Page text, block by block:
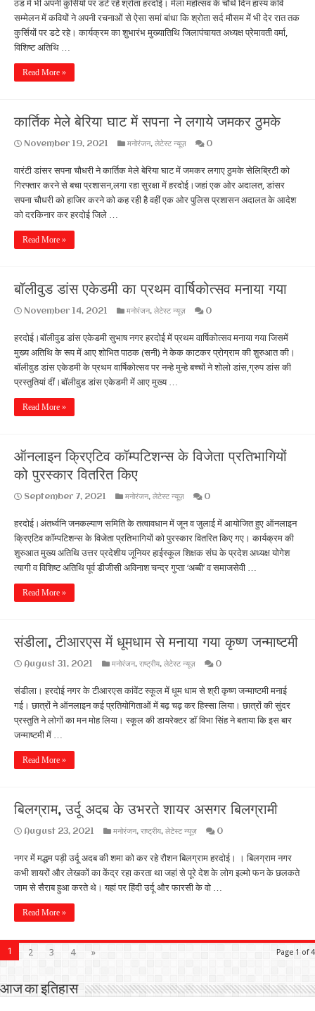
ठंड में भी अपनी कुर्सियों पर डटे रहे श्रोता हरदोई। मेला महोत्सव के चौथे दिन हास्य कवि
सम्मेलन में कवियों ने अपनी रचनाओं से ऐसा समां बांधा कि श्रोता सर्द मौसम में भी देर रात तक
कुर्सियों पर डटे रहे। कार्यक्रम का शुभारंभ मुख्यातिथि जिलापंचायत अध्यक्ष प्रेमावती वर्मा,
विशिष्ट अतिथि …
Read More »
कार्तिक मेले बेरिया घाट में सपना ने लगाये जमकर ठुमके
November 19, 2021 मनोरंजन, लेटेस्ट न्यूज़ 0
वारंटी डांसर सपना चौधरी ने कार्तिक मेले बेरिया घाट में जमकर लगाए ठुमके सेलिब्रिटी को
गिरफ्तार करने से बचा प्रशासन,लगा रहा सुरक्षा में हरदोई।जहां एक ओर अदालत, डांसर
सपना चौधरी को हाजिर करने को कह रही है वहीं एक ओर पुलिस प्रशासन अदालत के आदेश
को दरकिनार कर हरदोई जिले …
Read More »
बॉलीवुड डांस एकेडमी का प्रथम वार्षिकोत्सव मनाया गया
November 14, 2021 मनोरंजन, लेटेस्ट न्यूज़ 0
हरदोई।बॉलीवुड डांस एकेडमी सुभाष नगर हरदोई में प्रथम वार्षिकोत्सव मनाया गया जिसमें
मुख्य अतिथि के रूप में आए शोभित पाठक (सनी) ने केक काटकर प्रोग्राम की शुरुआत की।
बॉलीवुड डांस एकेडमी के प्रथम वार्षिकोत्सव पर नन्हे मुन्हे बच्चों ने शोलो डांस,ग्रुप डांस की
प्रस्तुतियां दीं।बॉलीवुड डांस एकेडमी में आए मुख्य …
Read More »
ऑनलाइन क्रिएटिव कॉम्पटिशन्स के विजेता प्रतिभागियों
को पुरस्कार वितरित किए
September 7, 2021 मनोरंजन, लेटेस्ट न्यूज़ 0
हरदोई।अंतर्ध्वनि जनकल्याण समिति के तत्वावधान में जून व जुलाई में आयोजित हुए ऑनलाइन
क्रिएटिव कॉम्पटिशन्स के विजेता प्रतिभागियों को पुरस्कार वितरित किए गए। कार्यक्रम की
शुरुआत मुख्य अतिथि उत्तर प्रदेशीय जूनियर हाईस्कूल शिक्षक संघ के प्रदेश अध्यक्ष योगेश
त्यागी व विशिष्ट अतिथि पूर्व डीजीसी अविनाश चन्द्र गुप्ता ‘अब्बी’ व समाजसेवी …
Read More »
संडीला, टीआरएस में धूमधाम से मनाया गया कृष्ण जन्माष्टमी
August 31, 2021 मनोरंजन, राष्ट्रीय, लेटेस्ट न्यूज़ 0
संडीला। हरदोई नगर के टीआरएस कांवेंट स्कूल में धूम धाम से श्री कृष्ण जन्माष्टमी मनाई
गई। छात्रों ने ऑनलाइन कई प्रतियोगिताओं में बढ़ चढ़ कर हिस्सा लिया। छात्रों की सुंदर
प्रस्तुति ने लोगों का मन मोह लिया। स्कूल की डायरेक्टर डॉ विभा सिंह ने बताया कि इस बार
जन्माष्टमी में …
Read More »
बिलग्राम, उर्दू अदब के उभरते शायर असगर बिलग्रामी
August 23, 2021 मनोरंजन, राष्ट्रीय, लेटेस्ट न्यूज़ 0
नगर में मद्धम पड़ी उर्दू अदब की शमा को कर रहे रौशन बिलग्राम हरदोई। । बिलग्राम नगर
कभी शायरों और लेखकों का केंद्र रहा करता था जहां से पूरे देश के लोग इल्मो फन के छलकते
जाम से सैराब हुआ करते थे। यहां पर हिंदी उर्दू और फारसी के वो …
Read More »
Page 1 of 4
1 2 3 4 »
आज का इतिहास